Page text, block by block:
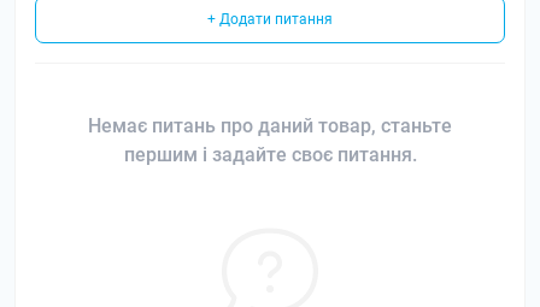
+ Додати питання
Немає питань про даний товар, станьте
першим і задайте своє питання.